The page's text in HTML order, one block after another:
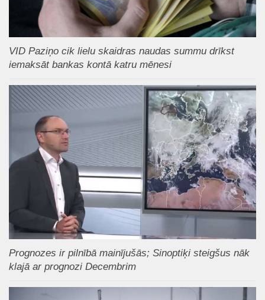
VID Paziņo cik lielu skaidras naudas summu drīkst
iemaksāt bankas kontā katru mēnesi
Prognozes ir pilnībā mainījušās; Sinoptiķi steigšus nāk
klajā ar prognozi Decembrim